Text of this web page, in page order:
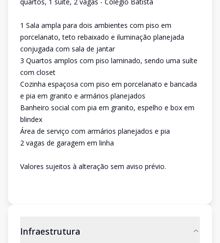
1 Sala ampla para dois ambientes com piso em
porcelanato, teto rebaixado e iluminação planejada
conjugada com sala de jantar
3 Quartos amplos com piso laminado, sendo uma suíte
com closet
Cozinha espaçosa com piso em porcelanato e bancada
e pia em granito e armários planejados
Banheiro social com pia em granito, espelho e box em
blindex
Área de serviço com armários planejados e pia
2 vagas de garagem em linha
Valores sujeitos à alteração sem aviso prévio.
Infraestrutura